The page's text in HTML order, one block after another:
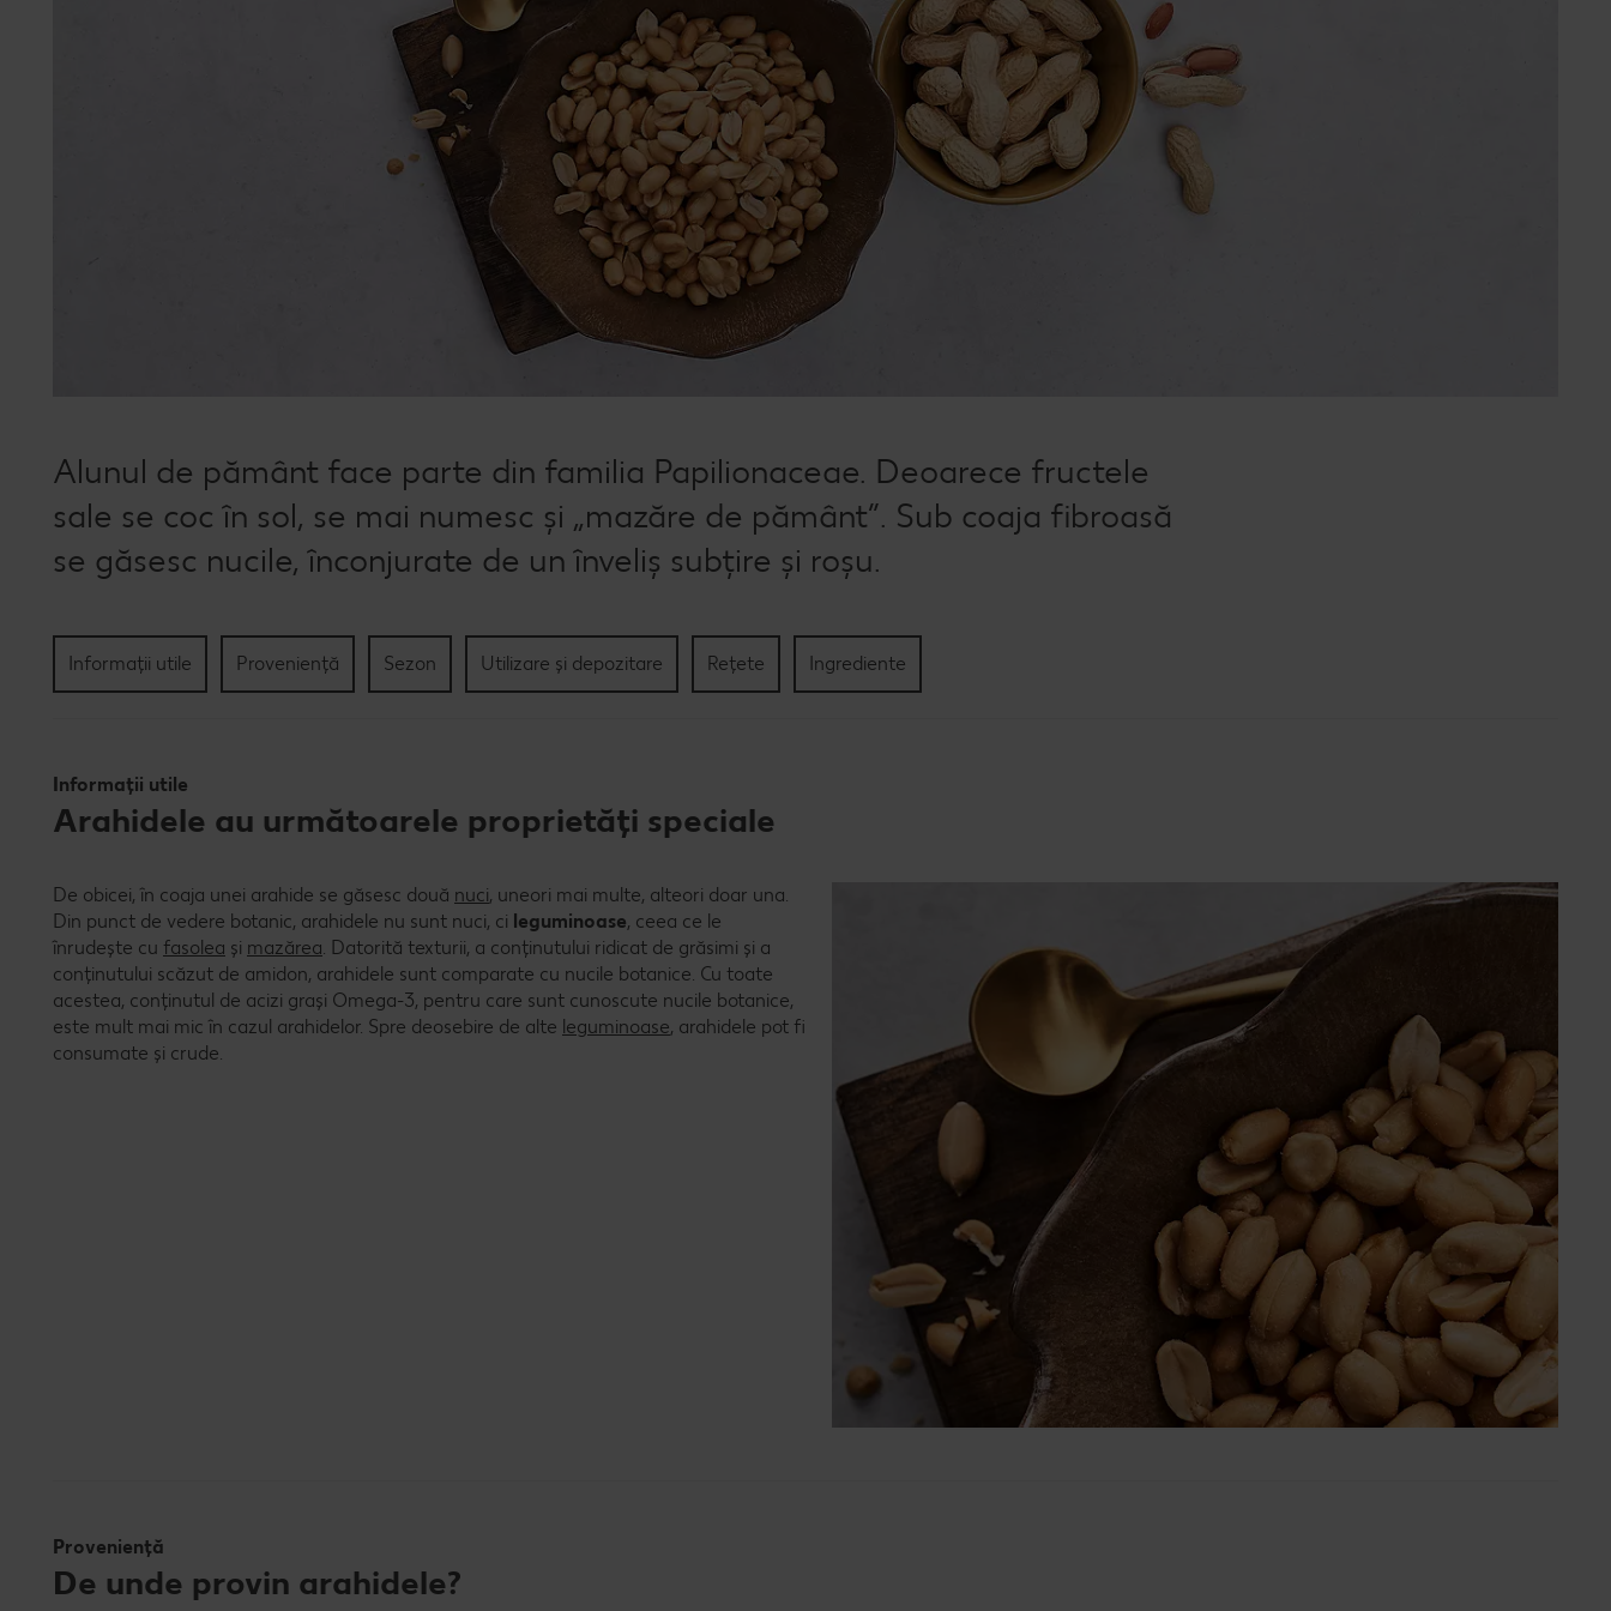
Alunul de pământ face parte din familia Papilionaceae. Deoarece fructele
sale se coc în sol, se mai numesc și „mazăre de pământ”. Sub coaja fibroasă
se găsesc nucile, înconjurate de un înveliș subțire și roșu.
Informații utile Proveniență Sezon Utilizare și depozitare Rețete Ingrediente
Informații utile
Arahidele au următoarele proprietăți speciale
De obicei, în coaja unei arahide se găsesc două nuci, uneori mai multe, alteori doar una.
Din punct de vedere botanic, arahidele nu sunt nuci, ci leguminoase, ceea ce le
înrudește cu fasolea și mazărea. Datorită texturii, a conținutului ridicat de grăsimi și a
conținutului scăzut de amidon, arahidele sunt comparate cu nucile botanice. Cu toate
acestea, conținutul de acizi grași Omega-3, pentru care sunt cunoscute nucile botanice,
este mult mai mic în cazul arahidelor. Spre deosebire de alte leguminoase, arahidele pot fi
consumate și crude.
Proveniență
De unde provin arahidele?